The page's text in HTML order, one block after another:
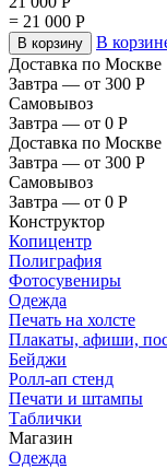
= 21 000 Р
В корзину
В
Доставка по Москве
Завтра — от 300 Р
Самовывоз
Завтра — от 0 Р
Доставка по Москве
Завтра — от 300 Р
Самовывоз
Завтра — от 0 Р
Конструктор
Копицентр
Полиграфия
Фотосувениры
Одежда
Печать на холсте
Плакаты, афиши,
Бейджи
Ролл-ап стенд
Печати и штампы
Таблички
Магазин
Одежда